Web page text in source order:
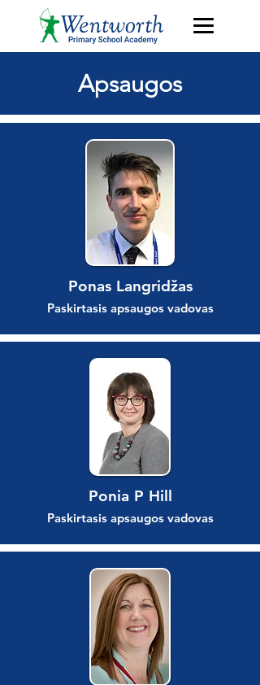
Apsaugos
Ponas Langridžas
Paskirtasis apsaugos vadovas
Ponia P Hill
Paskirtasis apsaugos vadovas